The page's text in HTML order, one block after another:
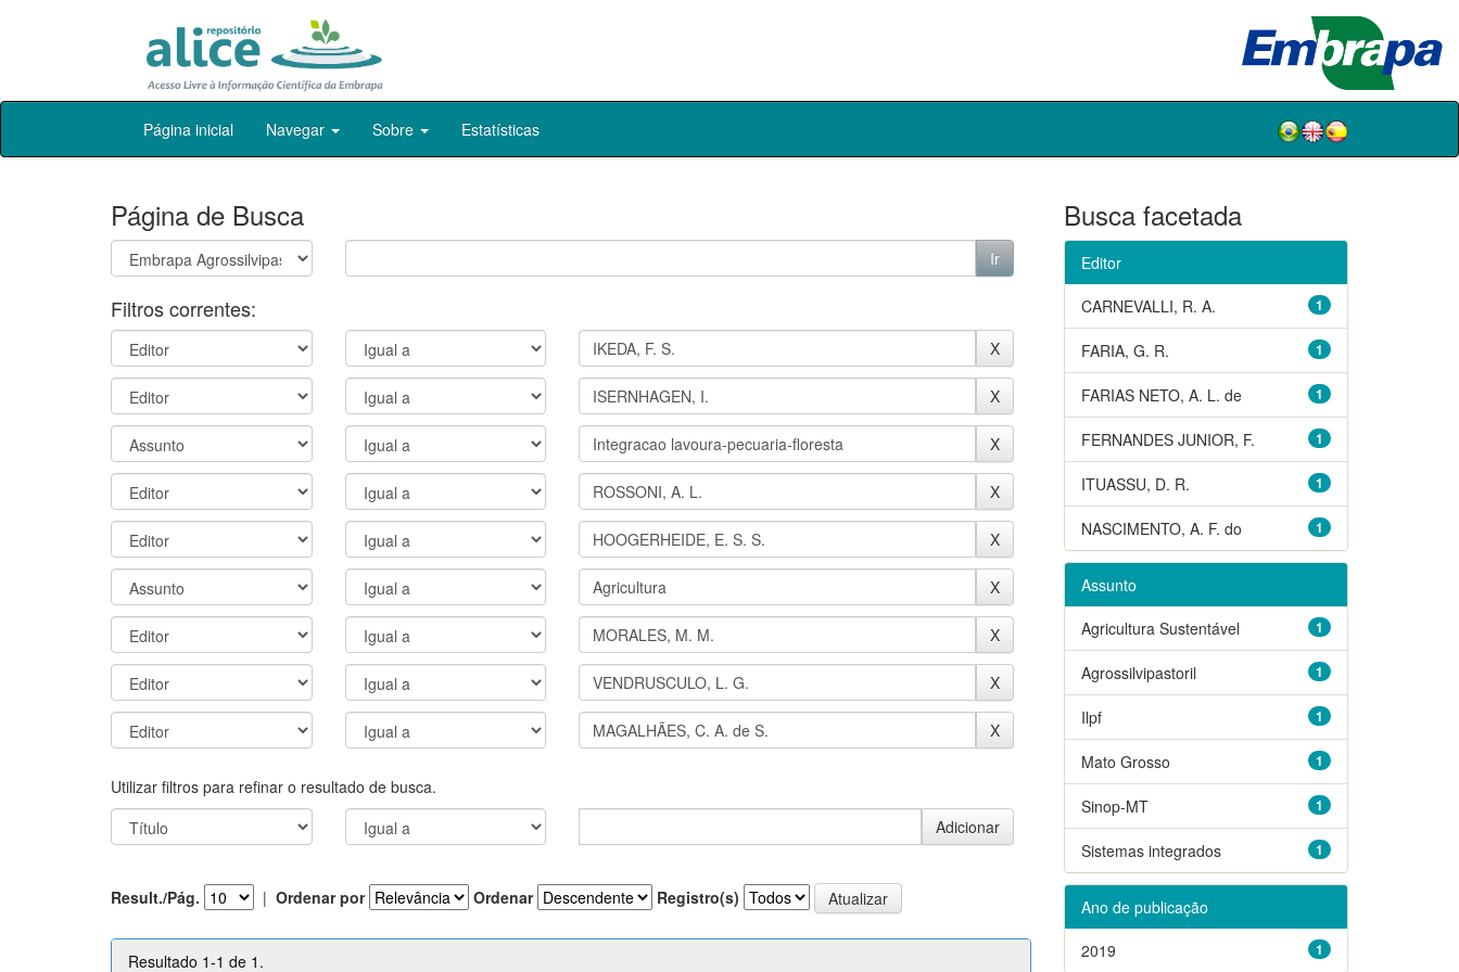
Skip
Página inicial Navegar Sobre Estatísticas
Página de Busca
Filtros correntes:
Utilizar filtros para refinar o resultado de busca.
Result./Pág. | Ordenar por Ordenar Registro(s)
Resultado 1-1 de 1.
Busca facetada
Editor
1
CARNEVALLI, R. A.
1
FARIA, G. R.
1
FARIAS NETO, A. L. de
1
FERNANDES JUNIOR, F.
1
ITUASSU, D. R.
1
NASCIMENTO, A. F. do
Assunto
1
Agricultura Sustentável
1
Agrossilvipastoril
1
Ilpf
1
Mato Grosso
1
Sinop-MT
1
Sistemas integrados
Ano de publicação
1
2019